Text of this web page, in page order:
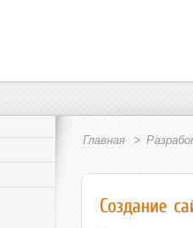
Главная
Создание